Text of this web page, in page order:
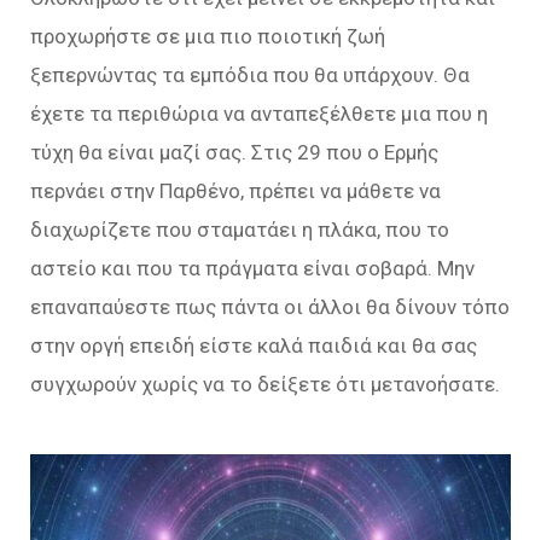
προχωρήστε σε μια πιο ποιοτική ζωή
ξεπερνώντας τα εμπόδια που θα υπάρχουν. Θα
έχετε τα περιθώρια να ανταπεξέλθετε μια που η
τύχη θα είναι μαζί σας. Στις 29 που ο Ερμής
περνάει στην Παρθένο, πρέπει να μάθετε να
διαχωρίζετε που σταματάει η πλάκα, που το
αστείο και που τα πράγματα είναι σοβαρά. Μην
επαναπαύεστε πως πάντα οι άλλοι θα δίνουν τόπο
στην οργή επειδή είστε καλά παιδιά και θα σας
συγχωρούν χωρίς να το δείξετε ότι μετανοήσατε.